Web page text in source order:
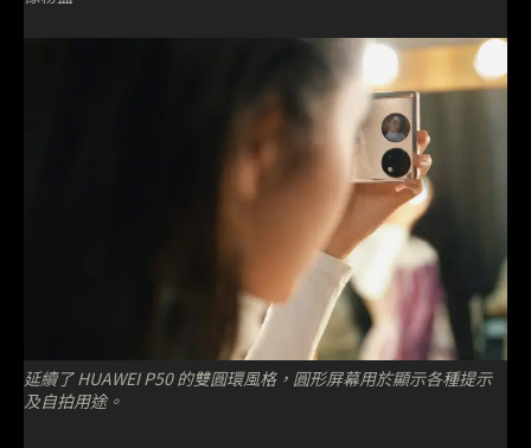
延續了 HUAWEI P50 的雙圓環風格，圓形屏幕用於顯示各種提示
及自拍用途。